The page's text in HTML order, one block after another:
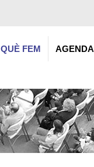
QUÈ FEM AGENDA